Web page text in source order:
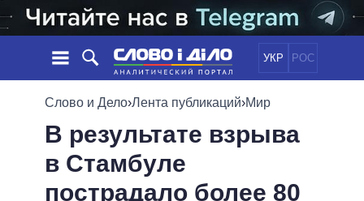
УКР РОС
НОВОСТИ
ЛЕНТА
СОБЫТИЯ
СТАТЬИ
ПОЛИТИКА
ОБЩЕСТВО
ОБЕЩАНИЯ
ПОЛИТИКИ
Слово и Дело›Лента публикаций›Мир
В результате взрыва
в Стамбуле
пострадало более 80